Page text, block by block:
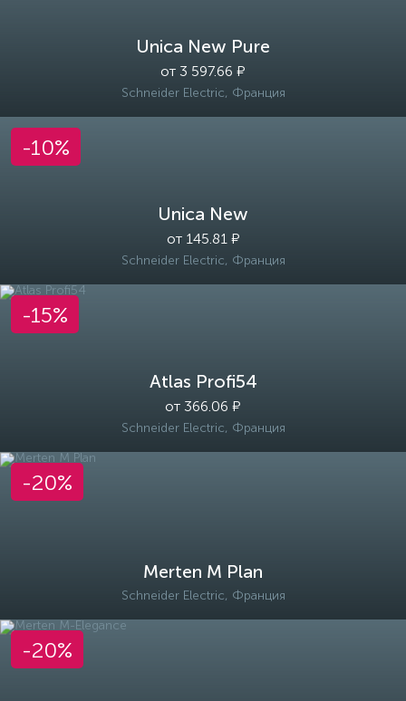
Unica New Pure
от 3 597.66 ₽
Schneider Electric, Франция
Unica New
от 145.81 ₽
Schneider Electric, Франция
-10%
Atlas Profi54
от 366.06 ₽
Schneider Electric, Франция
-15%
Merten M Plan
Schneider Electric, Франция
-20%
-20%